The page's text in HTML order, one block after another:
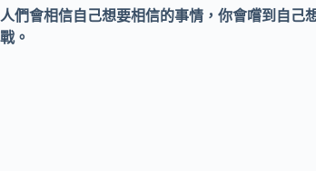
人們會相信自己想要相信的事情，你會嚐到自己
戰。